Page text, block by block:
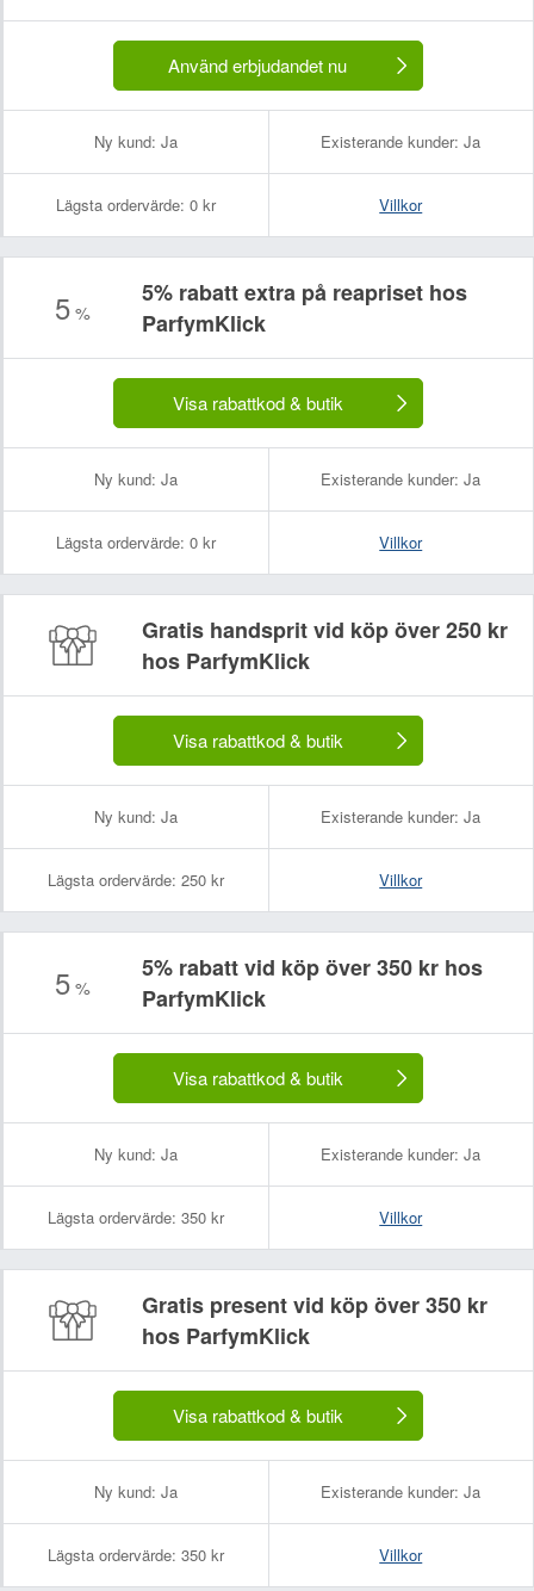
Använd erbjudandet nu
Ny kund: Ja Existerande kunder: Ja
Lägsta ordervärde: 0 kr Villkor
5%
5% rabatt extra på reapriset hos
ParfymKlick
Visa rabattkod & butik
Ny kund: Ja Existerande kunder: Ja
Lägsta ordervärde: 0 kr Villkor
Gratis handsprit vid köp över 250 kr
hos ParfymKlick
Visa rabattkod & butik
Ny kund: Ja Existerande kunder: Ja
Lägsta ordervärde: 250 kr Villkor
5%
5% rabatt vid köp över 350 kr hos
ParfymKlick
Visa rabattkod & butik
Ny kund: Ja Existerande kunder: Ja
Lägsta ordervärde: 350 kr Villkor
Gratis present vid köp över 350 kr
hos ParfymKlick
Visa rabattkod & butik
Ny kund: Ja Existerande kunder: Ja
Lägsta ordervärde: 350 kr Villkor